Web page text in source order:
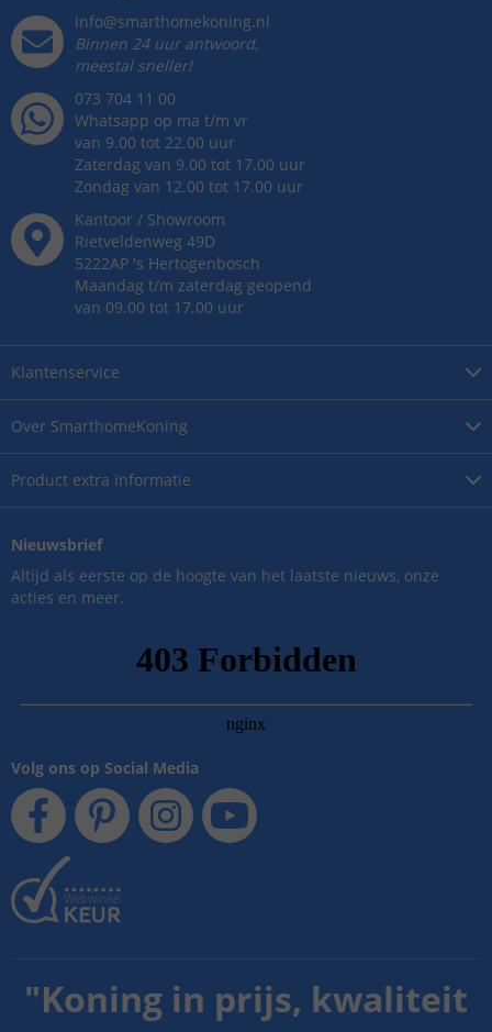
Over SmarthomeKoning
Product extra informatie
Klantenservice
info@smarthomekoning.nl
Binnen 24 uur antwoord,
meestal sneller!
073 704 11 00
Whatsapp op ma t/m vr
van 9.00 tot 22.00 uur
Zaterdag van 9.00 tot 17.00 uur
Zondag van 12.00 tot 17.00 uur
Kantoor / Showroom
Rietveldenweg 49D
5222AP 's Hertogenbosch
Maandag t/m zaterdag geopend
van 09.00 tot 17.00 uur
Nieuwsbrief
Altijd als eerste op de hoogte van het laatste nieuws, onze
acties en meer.
Volg ons op Social Media
"Koning in prijs, kwaliteit